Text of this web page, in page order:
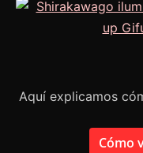
Aquí explicamos
Cómo